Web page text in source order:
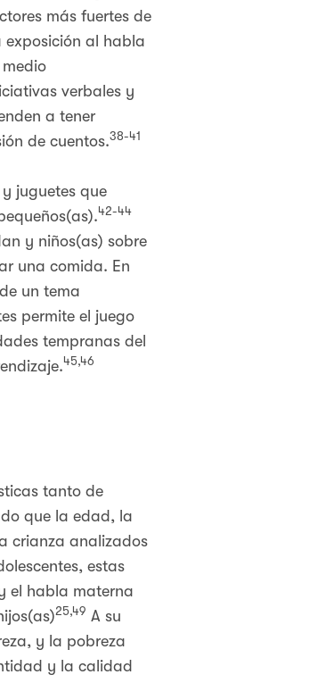
más fuertes de
exposición al habla
verbales y
a tener
de cuentos.38-41
juguetes que
42-44
y niños(as) sobre
una comida. En
un tema
permite el juego
tempranas del
45,46
tanto de
que la edad, la
crianza analizados
estas
el habla materna
25,49 A su
y la pobreza
y la calidad